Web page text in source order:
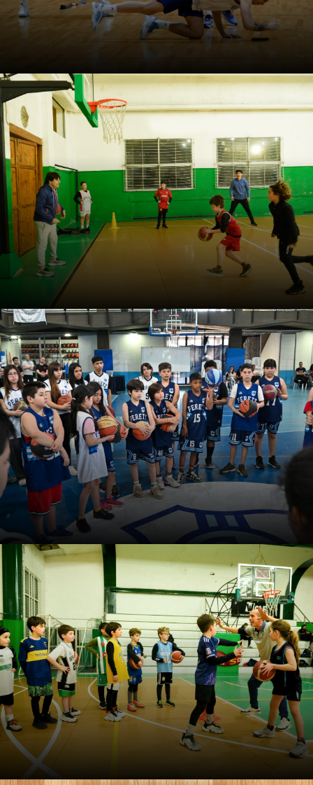
Webinar: El scouting físico-
técnico en el básquetbol
Cristian Lambrecht propone leer el juego desde la
mirada del preparador físico para desarrollar tareas que
mejoran el desempeño de los jugadores a nivel
individual y colectivo.
Curso: Cómo enseñar en mini
básquet: una propuesta
práctica
El entrenador Juan Lofrano desarrolla 84 actividades
para implementar en los entrenamientos de básquet
formativo, en todas sus categorías.
Asesoramiento para clubes,
escuelas y academias de
básquet
El equipo de LG Básquet abre la inscripción para hacer,
durante un año, un seguimiento personalizado de
instituciones deportivas. Los cupos son ultra limitados.